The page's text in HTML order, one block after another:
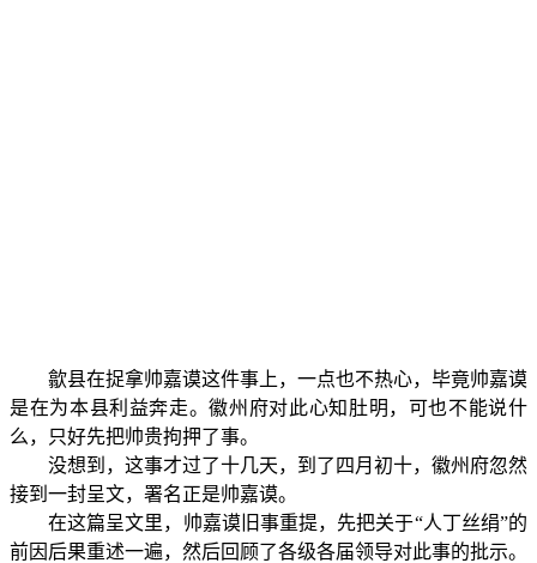
歙县在捉拿帅嘉谟这件事上，一点也不热心，毕竟帅嘉谟
是在为本县利益奔走。徽州府对此心知肚明，可也不能说什
么，只好先把帅贵拘押了事。
没想到，这事才过了十几天，到了四月初十，徽州府忽然
接到一封呈文，署名正是帅嘉谟。
在这篇呈文里，帅嘉谟旧事重提，先把关于“人丁丝绢”的
前因后果重述一遍，然后回顾了各级各届领导对此事的批示。